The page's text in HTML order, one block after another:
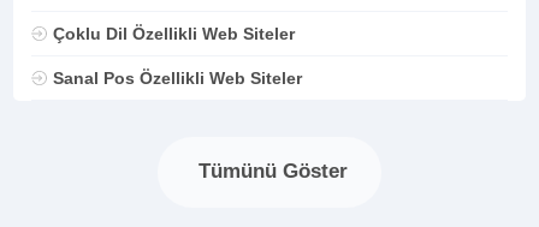
Çoklu Dil Özellikli Web Siteler
Sanal Pos Özellikli Web Siteler
Tümünü Göster